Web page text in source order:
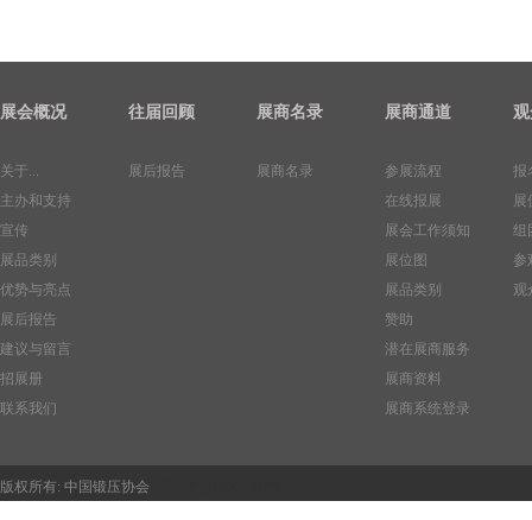
展会概况
关于...
主办和支持
宣传
展品类别
优势与亮点
展后报告
建议与留言
招展册
联系我们
往届回顾
展后报告
展商名录
展商名录
展商通道
参展流程
在线报展
展会工作须知
展位图
展品类别
赞助
潜在展商服务
展商资料
展商系统登录
报
展
组
参
观
版权所有: 中国锻压协会